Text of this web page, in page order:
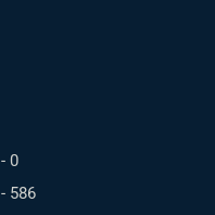
0
586